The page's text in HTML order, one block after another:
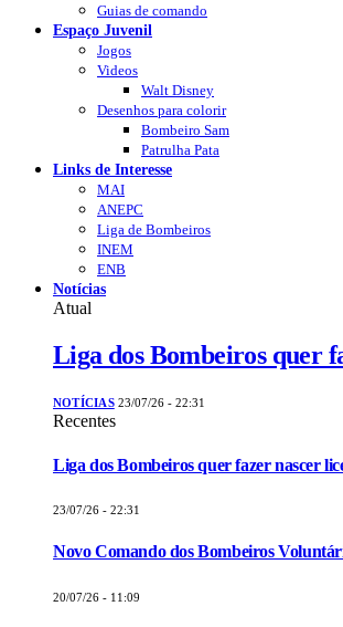
Guias de comando
Espaço Juvenil
Jogos
Videos
Walt Disney
Desenhos para colorir
Bombeiro Sam
Patrulha Pata
Links de Interesse
MAI
ANEPC
Liga de Bombeiros
INEM
ENB
Notícias
Atual
Liga dos Bombeiros quer
NOTÍCIAS 23/07/26 - 22:31
Recentes
Liga dos Bombeiros quer fazer nascer
23/07/26 - 22:31
Novo Comando dos Bombeiros
20/07/26 - 11:09